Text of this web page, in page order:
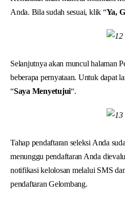
Anda. Bila sudah sesuai, klik “Ya,
Selanjutnya akan muncul halaman
beberapa pernyataan. Untuk dapat
“Saya Menyetujui“.
Tahap pendaftaran seleksi Anda
menunggu pendaftaran Anda
notifikasi kelolosan melalui SMS
pendaftaran Gelombang.